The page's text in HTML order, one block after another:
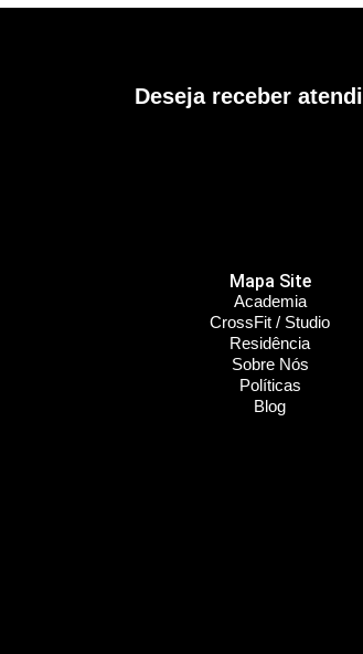
Deseja receber
Mapa Site
Academia
CrossFit / Studio
Residência
Sobre Nós
Políticas
Blog